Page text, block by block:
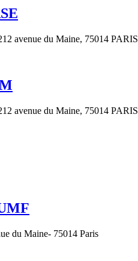
avenue du Maine, 75014 PARIS
avenue du Maine, 75014 PARIS
du Maine- 75014 Paris